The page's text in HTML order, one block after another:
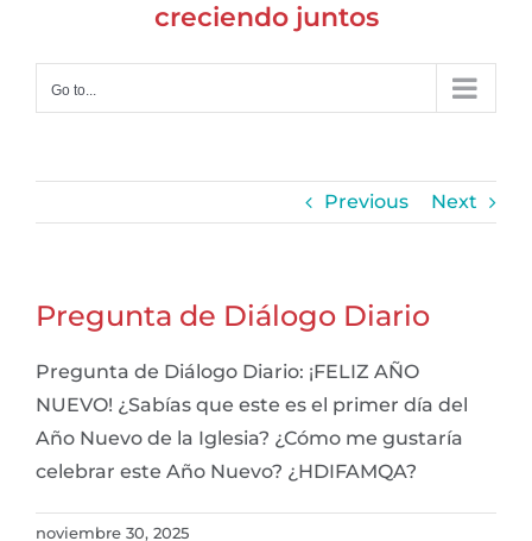
creciendo juntos
Go to...
Previous Next
Pregunta de Diálogo Diario
Pregunta de Diálogo Diario: ¡FELIZ AÑO
NUEVO! ¿Sabías que este es el primer día del
Año Nuevo de la Iglesia? ¿Cómo me gustaría
celebrar este Año Nuevo? ¿HDIFAMQA?
noviembre 30, 2025